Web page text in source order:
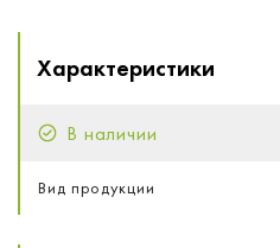
Характеристики
В наличии
Вид продукции